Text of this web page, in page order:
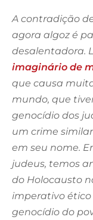
A contradição
agora algoz é
desalentadora.
imaginário de
que causa
mundo, que
genocídio dos
um crime
em seu nome.
judeus, temos
do Holocausto
imperativo ético
genocídio do